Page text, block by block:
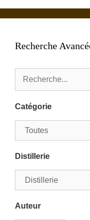
Recherche
Catégorie
Distillerie
Auteur